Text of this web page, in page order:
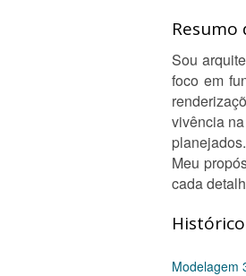
Resumo
Sou
foco em
vivência
planejados.
Meu
cada
Modelagem